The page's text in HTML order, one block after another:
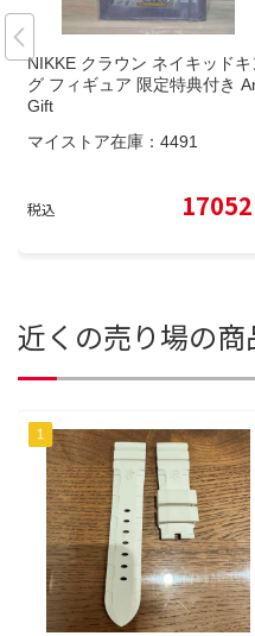
NIKKE クラウン ネイキッドキ
グ フィギュア 限定特典付き
Gift
マイストア在庫： 4491
税込 17052
近くの売り場の商